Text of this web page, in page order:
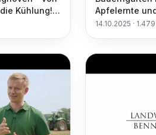
Kühlung!
Apfelernte
14.10.2025 · 1.479